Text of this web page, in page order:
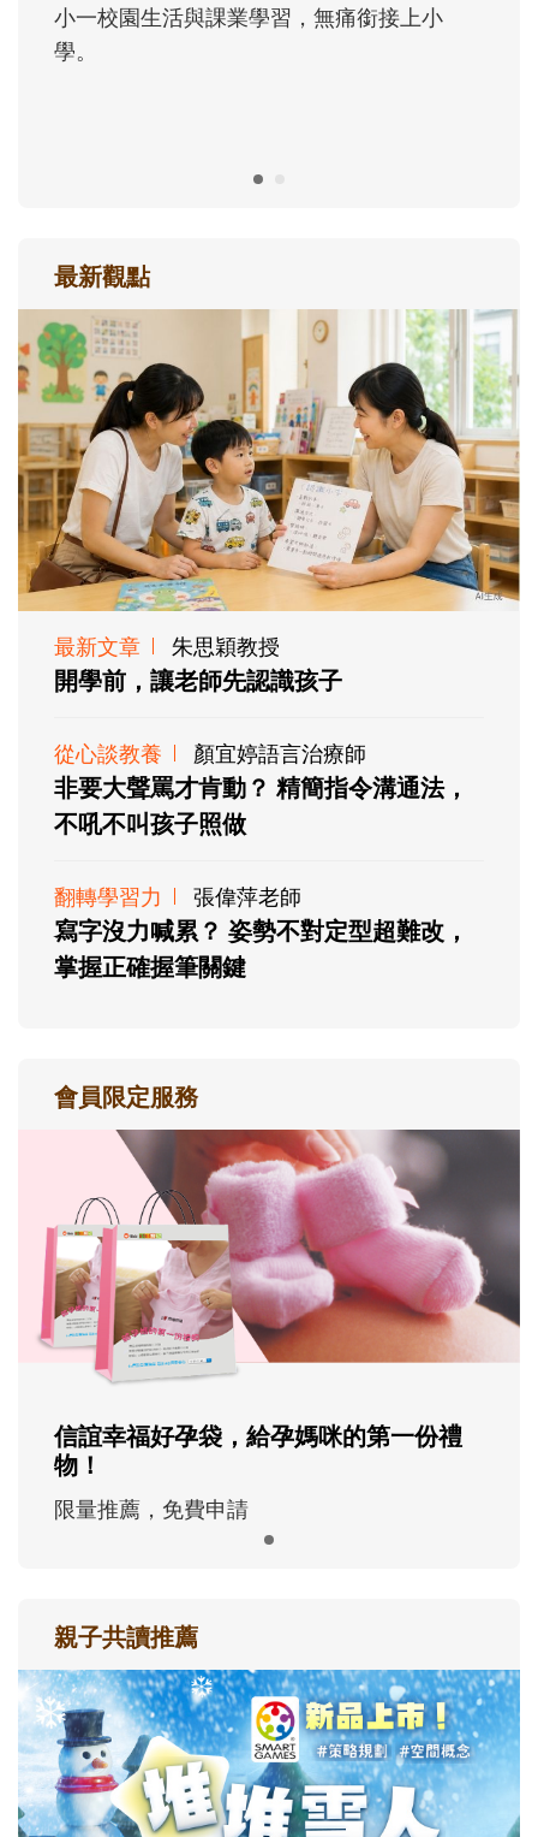
最新觀點
最新文章 朱思穎教授
開學前，讓老師先認識孩子
從心談教養 顏宜婷語言治療師
非要大聲罵才肯動？ 精簡指令溝通法，
不吼不叫孩子照做
翻轉學習力 張偉萍老師
寫字沒力喊累？ 姿勢不對定型超難改，
掌握正確握筆關鍵
會員限定服務
信誼幸福好孕袋，給孕媽咪的第一份禮
物！
限量推薦，免費申請
親子共讀推薦